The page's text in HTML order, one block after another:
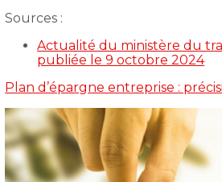
Sources :
Actualité du ministère du
publiée le 9 octobre 2024
Plan d’épargne entreprise :